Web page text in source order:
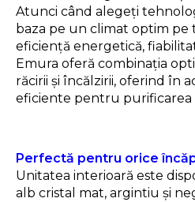
Atunci când alegeți
baza pe un climat optim
eficiență energetică,
Emura oferă combinația
răcirii și încălzirii, oferind în
eficiente pentru purificarea
Perfectă pentru orice
Unitatea interioară este
alb cristal mat, argintiu și